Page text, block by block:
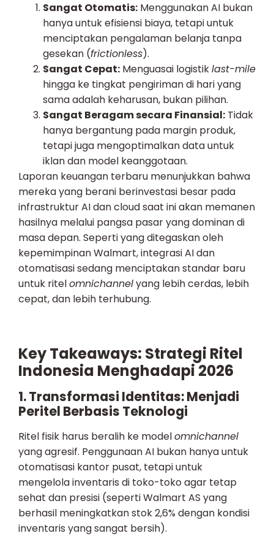
Sangat Otomatis: Menggunakan AI bukan
hanya untuk efisiensi biaya, tetapi untuk
menciptakan pengalaman belanja tanpa
gesekan (frictionless).
Sangat Cepat: Menguasai logistiklast-mile
hingga ke tingkat pengiriman di hari yang
sama adalah keharusan, bukan pilihan.
Sangat Beragam secara Finansial: Tidak
hanya bergantung pada margin produk,
tetapi juga mengoptimalkan data untuk
iklan dan model keanggotaan.
Laporan keuangan terbaru menunjukkan bahwa
mereka yang berani berinvestasi besar pada
infrastruktur AI dan cloud saat ini akan memanen
hasilnya melalui pangsa pasar yang dominan di
masa depan. Seperti yang ditegaskan oleh
kepemimpinan Walmart, integrasi AI dan
otomatisasi sedang menciptakan standar baru
untuk ritelomnichannelyang lebih cerdas, lebih
cepat, dan lebih terhubung.
Key Takeaways: Strategi Ritel
Indonesia Menghadapi 2026
1. Transformasi Identitas: Menjadi
Peritel Berbasis Teknologi
Ritel fisik harus beralih ke modelomnichannel
yang agresif. Penggunaan AI bukan hanya untuk
otomatisasi kantor pusat, tetapi untuk
mengelola inventaris di toko-toko agar tetap
sehat dan presisi (seperti Walmart AS yang
berhasil meningkatkan stok 2,6% dengan kondisi
inventaris yang sangat bersih).